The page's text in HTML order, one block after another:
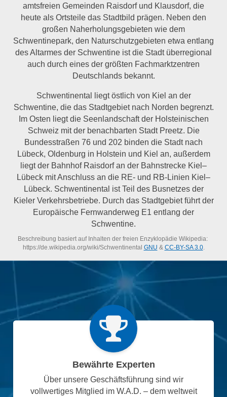
amtsfreien Gemeinden Raisdorf und Klausdorf, die
heute als Ortsteile das Stadtbild prägen. Neben den
großen Naherholungsgebieten wie dem
Schwentinepark, den Naturschutzgebieten etwa entlang
des Altarmes der Schwentine ist die Stadt überregional
auch durch eines der größten Fachmarktzentren
Deutschlands bekannt.
Schwentinental liegt östlich von Kiel an der
Schwentine, die das Stadtgebiet nach Norden begrenzt.
Im Osten liegt die Seenlandschaft der Holsteinischen
Schweiz mit der benachbarten Stadt Preetz. Die
Bundesstraßen 76 und 202 binden die Stadt nach
Lübeck, Oldenburg in Holstein und Kiel an, außerdem
liegt der Bahnhof Raisdorf an der Bahnstrecke Kiel–
Lübeck mit Anschluss an die RE- und RB-Linien Kiel–
Lübeck. Schwentinental ist Teil des Busnetzes der
Kieler Verkehrsbetriebe. Durch das Stadtgebiet führt der
Europäische Fernwanderweg E1 entlang der
Schwentine.
Beschreibung basiert auf Inhalten der freien Enzyklopädie Wikipedia:
https://de.wikipedia.org/wiki/Schwentinental GNU & CC-BY-SA 3.0.
Bewährte Experten
Über unsere Geschäftsführung sind wir
vollwertiges Mitglied im W.A.D. – dem weltweit